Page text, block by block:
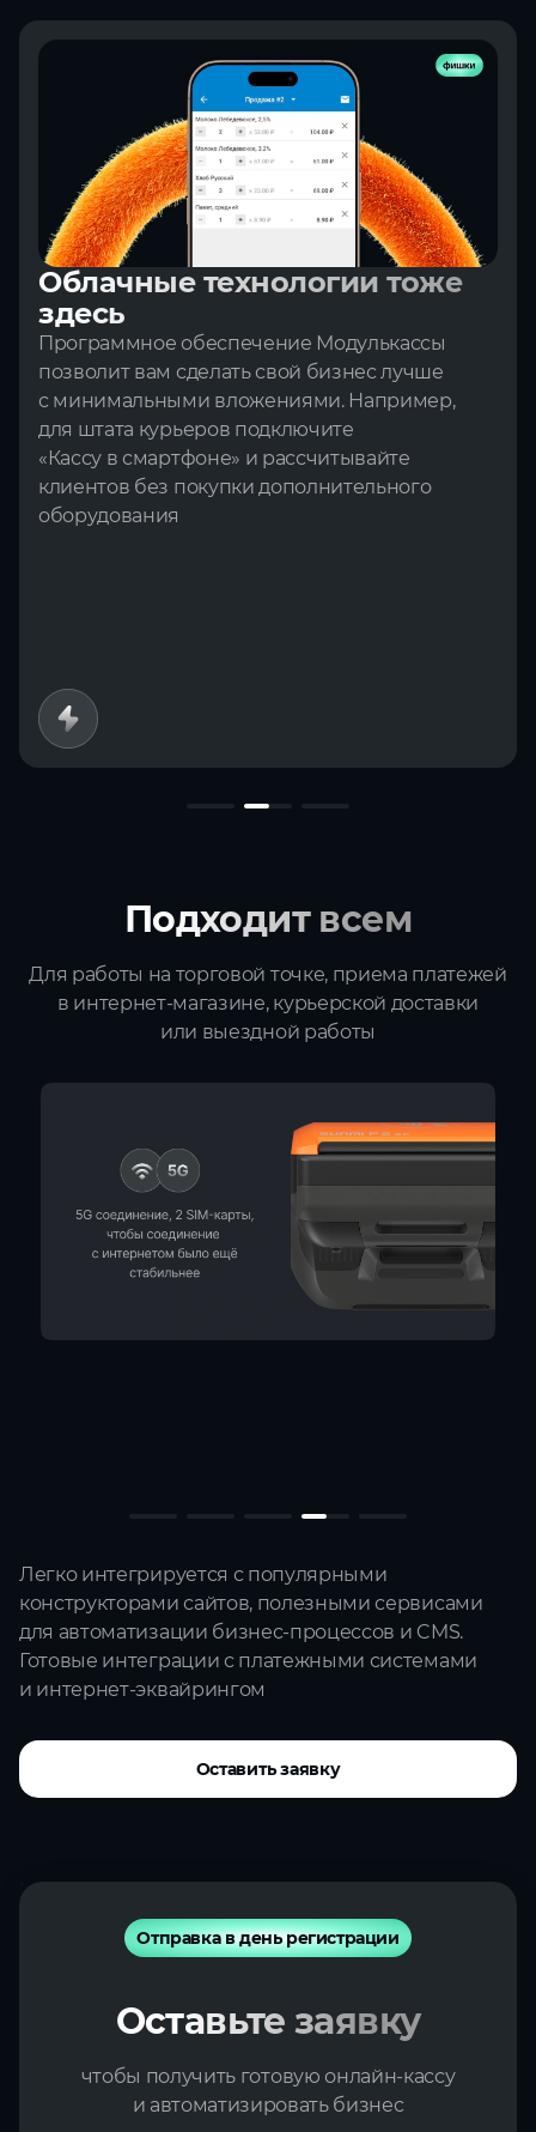
Облачные технологии тоже
здесь
Программное обеспечение Модулькассы
позволит вам сделать свой бизнес лучше
с минимальными вложениями. Например,
для штата курьеров подключите
«Кассу в смартфоне» и рассчитывайте
клиентов без покупки дополнительного
оборудования
Подходит всем
Для работы на торговой точке, приема платежей
в интернет‑магазине, курьерской доставки
или выездной работы
Легко интегрируется с популярными
конструкторами сайтов, полезными сервисами
для автоматизации бизнес‑процессов и CMS.
Готовые интеграции с платежными системами
и интернет‑эквайрингом
Оставить заявку
Отправка в день регистрации
Оставьте заявку
чтобы получить готовую онлайн‑кассу
и автоматизировать бизнес